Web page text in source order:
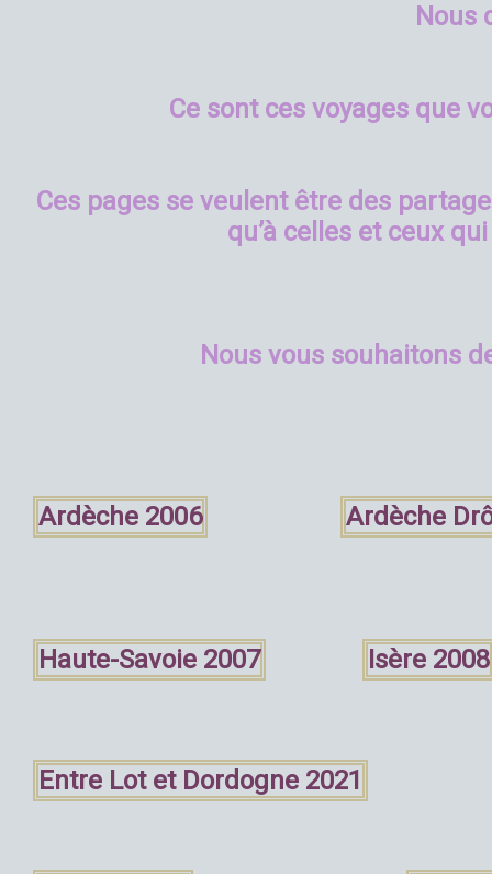
Nous
Ce sont ces voyages que
Ces pages se veulent être des
qu’à celles et ceux
Nous vous souhaitons
Ardèche 2006 Ardèche
Haute-Savoie 2007 Isère 2008
Entre Lot et Dordogne 2021